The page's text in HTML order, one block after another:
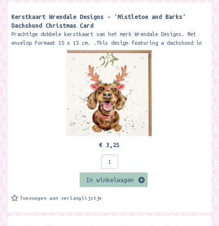
Kerstkaart Wrendale Designs - 'Mistletoe and Barks'
Dachshund Christmas Card ​
Prachtige dubbele kerstkaart van het merk Wrendale Designs. Met
envelop Formaat 15 x 15 cm. .This design featuring a dachshund in
€ 3,25
In winkelwagen
Toevoegen aan verlanglijstje